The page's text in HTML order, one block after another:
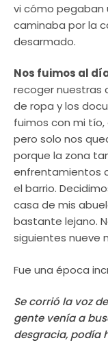
vi cómo pegaban
caminaba por la
desarmado.
Nos fuimos al
recoger nuestras
de ropa y los
fuimos con mi tío,
pero solo nos
porque la zona
enfrentamientos
el barrio.
casa de mis
bastante lejano.
siguientes nueve
Fue una época
Se corrió la voz
gente venía a
desgracia, podía